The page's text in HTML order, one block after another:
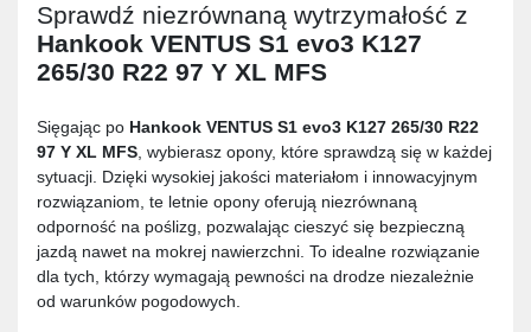
Sprawdź niezrównaną wytrzymałość z
Hankook VENTUS S1 evo3 K127
265/30 R22 97 Y XL MFS
Sięgając po Hankook VENTUS S1 evo3 K127 265/30 R22
97 Y XL MFS, wybierasz opony, które sprawdzą się w każdej
sytuacji. Dzięki wysokiej jakości materiałom i innowacyjnym
rozwiązaniom, te letnie opony oferują niezrównaną
odporność na poślizg, pozwalając cieszyć się bezpieczną
jazdą nawet na mokrej nawierzchni. To idealne rozwiązanie
dla tych, którzy wymagają pewności na drodze niezależnie
od warunków pogodowych.